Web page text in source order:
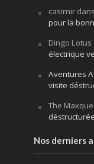
casimirdans
pour la
Dingo Lotus
électrique
Aventures
visite
The Maxque.
Nos derniers